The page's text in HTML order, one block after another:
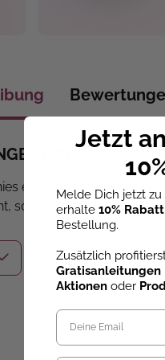
erobern dein Herz!
sondern auch richtig
ist
OHNE lästiges
Erfolgserlebnisse.
Sammle
Jetzt
Melde Dich jetzt
erhalte 10% Rabatt
Bestellung.
Zusätzlich
Gratisanleitungen
Aktionen oder